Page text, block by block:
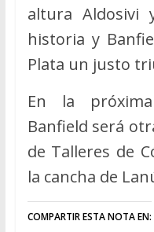
altura
historia y
Plata un justo
En la
Banfield será
de Talleres de
la cancha de
COMPARTIR ESTA NOTA EN: